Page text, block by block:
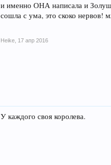
и именно ОНА написала и
сошла с ума, это скоко нервов!
Heike 17 апр 2016
У каждого своя королева.